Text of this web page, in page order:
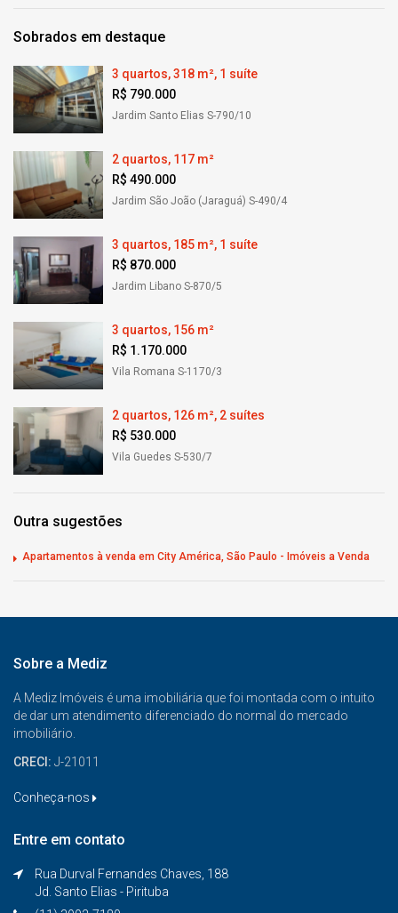
Sobrados em destaque
3 quartos, 318 m², 1 suíte
R$ 790.000
Jardim Santo Elias S-790/10
2 quartos, 117 m²
R$ 490.000
Jardim São João (Jaraguá) S-490/4
3 quartos, 185 m², 1 suíte
R$ 870.000
Jardim Libano S-870/5
3 quartos, 156 m²
R$ 1.170.000
Vila Romana S-1170/3
2 quartos, 126 m², 2 suítes
R$ 530.000
Vila Guedes S-530/7
Outra sugestões
Apartamentos à venda em City América, São Paulo - Imóveis a Venda
Sobre a Mediz
A Mediz Imóveis é uma imobiliária que foi montada com o intuito
de dar um atendimento diferenciado do normal do mercado
imobiliário.
CRECI: J-21011
Conheça-nos
Entre em contato
Rua Durval Fernandes Chaves, 188
Jd. Santo Elias - Pirituba